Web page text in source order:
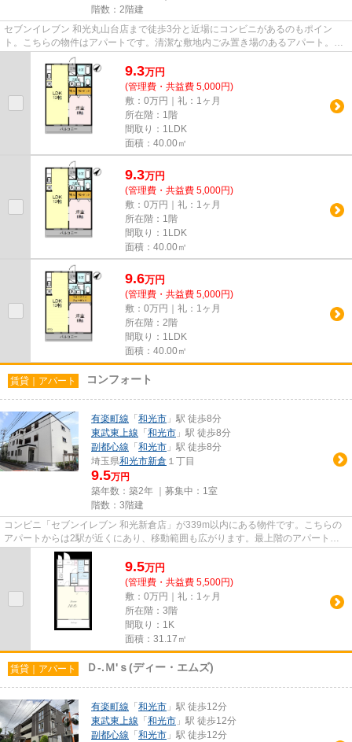
階数：2階建
セブンイレブン 和光丸山台店まで徒歩3分と近場にコンビニがあるのもポイン
ト。こちらの物件はアパートです。清潔な敷地内ごみ置き場のあるアパート。一
階にあるので人の目は気になっ...
9.3万円
(管理費・共益費 5,000円)
敷：0万円｜礼：1ヶ月
所在階：1階
間取り：1LDK
面積：40.00㎡
9.3万円
(管理費・共益費 5,000円)
敷：0万円｜礼：1ヶ月
所在階：1階
間取り：1LDK
面積：40.00㎡
9.6万円
(管理費・共益費 5,000円)
敷：0万円｜礼：1ヶ月
所在階：2階
間取り：1LDK
面積：40.00㎡
賃貸｜アパート コンフォート
有楽町線 「 和光市 」駅 徒歩8分
東武東上線 「 和光市 」駅 徒歩8分
副都心線 「 和光市 」駅 徒歩8分
埼玉県和光市新倉 １丁目
9.5万円
築年数：築2年 ｜募集中： 1室
階数：3階建
コンビニ「セブンイレブン 和光新倉店」が339m以内にある物件です。こちらの
アパートからは2駅が近くにあり、移動範囲も広がります。最上階のアパートで
す。ゴミ出しを楽にするために...
9.5万円
(管理費・共益費 5,500円)
敷：0万円｜礼：1ヶ月
所在階：3階
間取り：1K
面積：31.17㎡
賃貸｜アパート Ｄ-.Ｍ'ｓ(ディー・エムズ)
有楽町線 「 和光市 」駅 徒歩12分
東武東上線 「 和光市 」駅 徒歩12分
副都心線 「 和光市 」駅 徒歩12分